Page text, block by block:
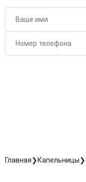
Главная Капельницы